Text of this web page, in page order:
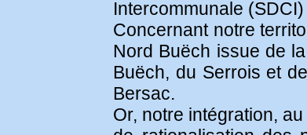
Intercommunale
Concernant notre
Nord Buëch issue de
Buëch, du Serrois et
Bersac.
Or, notre intégration,